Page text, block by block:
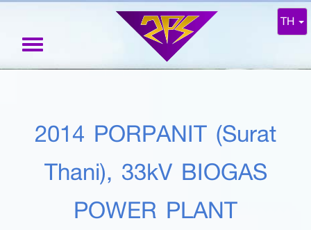
Toggle
navigation
TH
2014 PORPANIT (Surat
Thani), 33kV BIOGAS
POWER PLANT